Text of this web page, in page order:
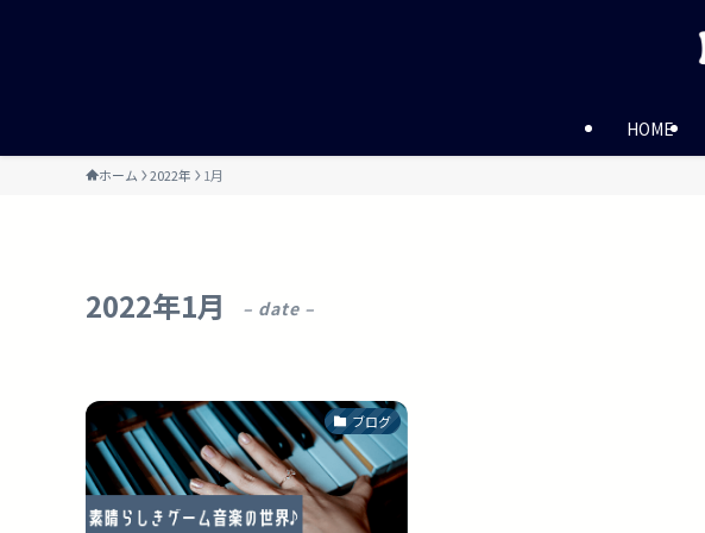
HOME
ホーム 2022年 1月
2022年1月 – date –
ブログ